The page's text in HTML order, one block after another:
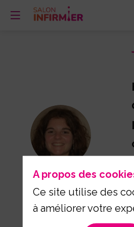
JG
A propos des
Ce site utilise des
à améliorer votre